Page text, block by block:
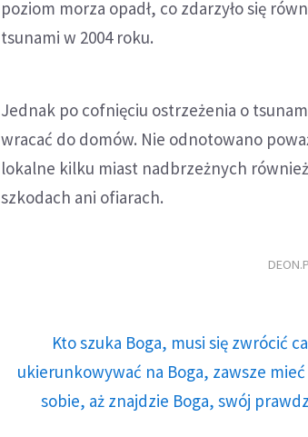
poziom morza opadł, co zdarzyło się
tsunami w 2004 roku.
Jednak po cofnięciu ostrzeżenia o
wracać do domów. Nie odnotowano
lokalne kilku miast nadbrzeżnych
szkodach ani ofiarach.
Kto szuka Boga, musi się zwrócić
ukierunkowywać na Boga, zawsze
sobie, aż znajdzie Boga, swój